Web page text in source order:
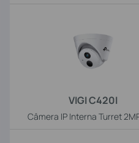
VIGI C420I
Câmera IP Interna Turret